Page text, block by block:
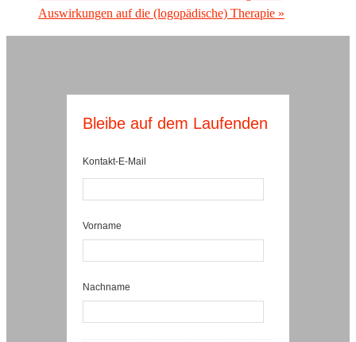
Auswirkungen auf die (logopädische) Therapie »
Bleibe auf dem Laufenden
Kontakt-E-Mail
Vorname
Nachname